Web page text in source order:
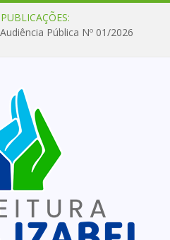
Pública Nº 01/2026